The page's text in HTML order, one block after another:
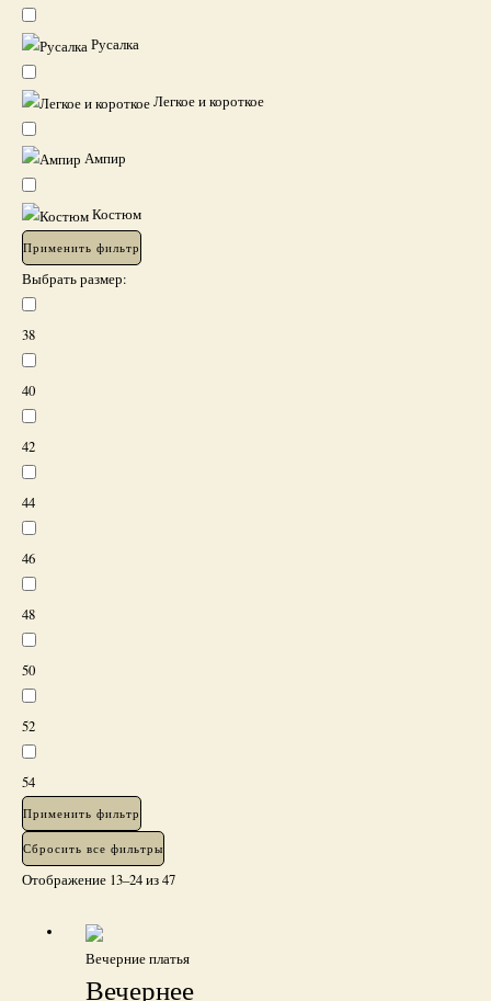
Русалка
Легкое и короткое
Ампир
Костюм
Применить фильтр
Выбрать размер:
38
40
42
44
46
48
50
52
54
Применить фильтр
Сбросить все фильтры
Отображение 13–24 из 47
Вечерние платья
Вечернее